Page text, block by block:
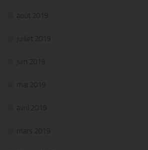
août 2019
juillet 2019
juin 2019
mai 2019
avril 2019
mars 2019